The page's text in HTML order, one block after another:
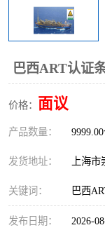
巴西ART认证
价格： 面议
产品数量：
发货地址： 上海
关键词： 巴西
发布日期： 2026-